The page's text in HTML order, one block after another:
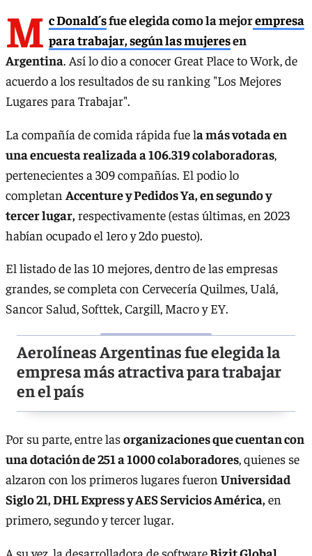
M c Donald´sfue elegida como la mejorempresa
para trabajar, según las mujeresen
Argentina. Así lo dio a conocer Great Place to Work, de
acuerdo a los resultados de su ranking "Los Mejores
Lugares para Trabajar".
La compañía de comida rápida fue la más votada en
una encuesta realizada a 106.319 colaboradoras,
pertenecientes a 309 compañías. El podio lo
completan Accenture y Pedidos Ya, en segundo y
tercer lugar,respectivamente (estas últimas, en 2023
habían ocupado el 1ero y 2do puesto).
El listado de las 10 mejores, dentro de las empresas
grandes, se completa con Cervecería Quilmes, Ualá,
Sancor Salud, Softtek, Cargill, Macro y EY.
Aerolíneas Argentinas fue elegida la
empresa más atractiva para trabajar
en el país
Por su parte, entre lasorganizaciones que cuentan con
una dotación de 251 a 1000 colaboradores, quienes se
alzaron con los primeros lugares fueron Universidad
Siglo 21, DHL Express y AES Servicios América,en
primero, segundo y tercer lugar.
A su vez, la desarrolladora de softwareBizit Global,